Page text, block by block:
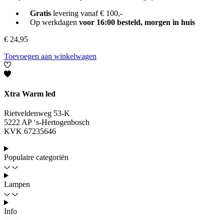
Gratislevering vanaf € 100,-
Op werkdagen voor 16:00 besteld, morgen in huis
€ 24,95
Toevoegen aan winkelwagen
Xtra Warm led
Rietveldenweg 53-K
5222 AP ‘s-Hertogenbosch
KVK 67235646
Populaire categoriën
Lampen
Info